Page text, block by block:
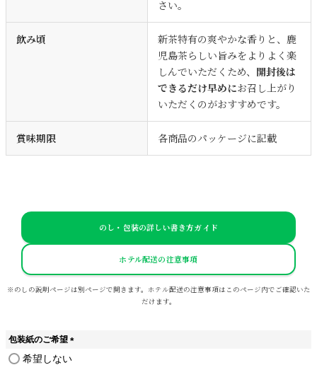
さい。
飲み頃
新茶特有の爽やかな香りと、鹿
児島茶らしい旨みをよりよく楽
しんでいただくため、 開封後は
できるだけ早めにお召し上がり
いただくのがおすすめです。
賞味期限 各商品のパッケージに記載
のし・包装の詳しい書き方ガイド
ホテル配送の注意事項
※のしの説明ページは別ページで開きます。ホテル配送の注意事項はこのページ内でご確認いた
だけます。
包装紙のご希望
(
希望しない